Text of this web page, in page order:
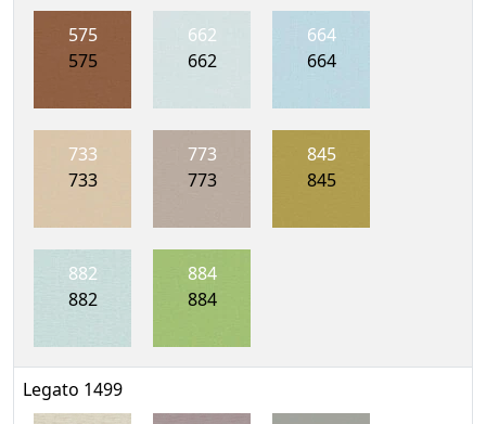
575
575
662
662
664
664
733
733
773
773
845
845
882
882
884
884
Legato 1499